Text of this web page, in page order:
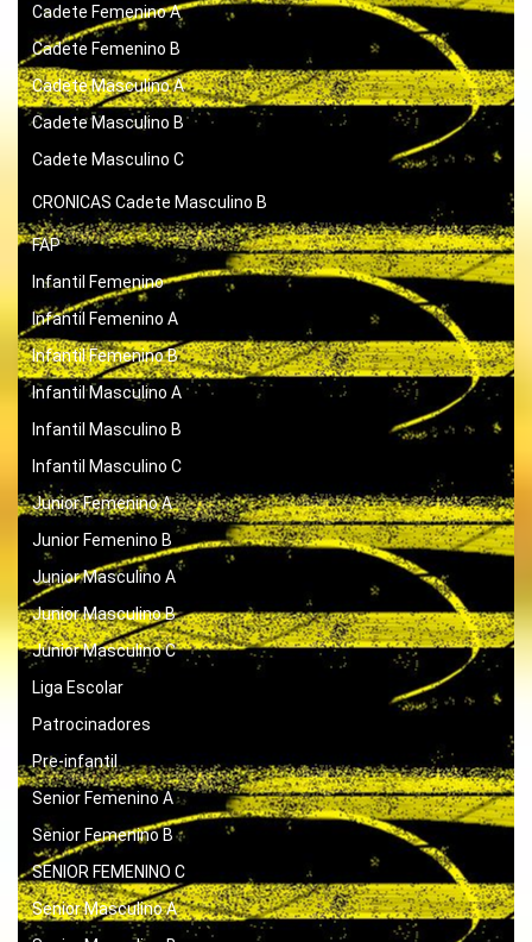
Cadete Femenino A
Cadete Femenino B
Cadete Masculino A
Cadete Masculino B
Cadete Masculino C
CRONICAS Cadete Masculino B
FAP
Infantil Femenino
Infantil Femenino A
Infantil Femenino B
Infantil Masculino A
Infantil Masculino B
Infantil Masculino C
Junior Femenino A
Junior Femenino B
Junior Masculino A
Junior Masculino B
Junior Masculino C
Liga Escolar
Patrocinadores
Pre-infantil
Senior Femenino A
Senior Femenino B
SENIOR FEMENINO C
Senior Masculino A